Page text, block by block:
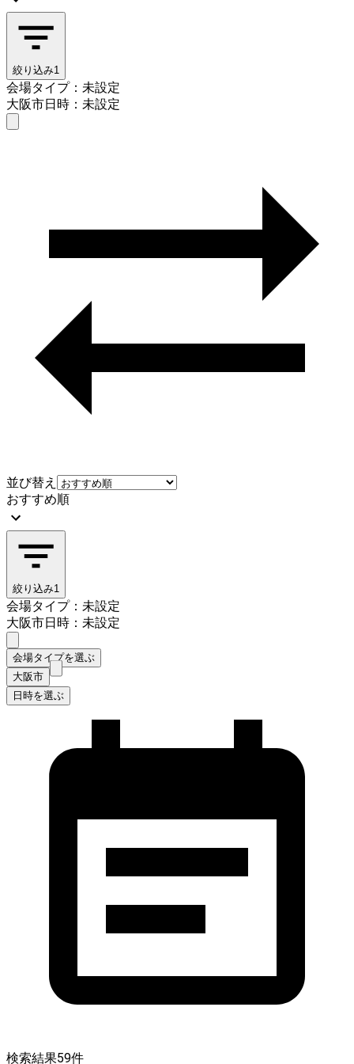
絞り込み1
会場タイプ：未設定
大阪市日時：未設定
並び替え
おすすめ順
絞り込み1
会場タイプ：未設定
大阪市日時：未設定
会場タイプを選ぶ
大阪市
日時を選ぶ
検索結果59件